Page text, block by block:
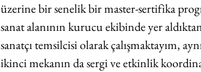
üzerine bir senelik bir master-sertifika
sanat alanının kurucu ekibinde yer
sanatçı temsilcisi olarak çalışmaktayım,
ikinci mekanın da sergi ve etkinlik